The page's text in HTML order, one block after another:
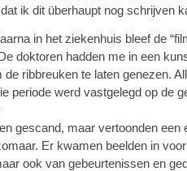
ik dit überhaupt nog schrijven
in het ziekenhuis bleef de
doktoren hadden me in een
de ribbreuken te laten genezen.
periode werd vastgelegd op de
gescand, maar vertoonden een
Er kwamen beelden in
ook van gebeurtenissen en